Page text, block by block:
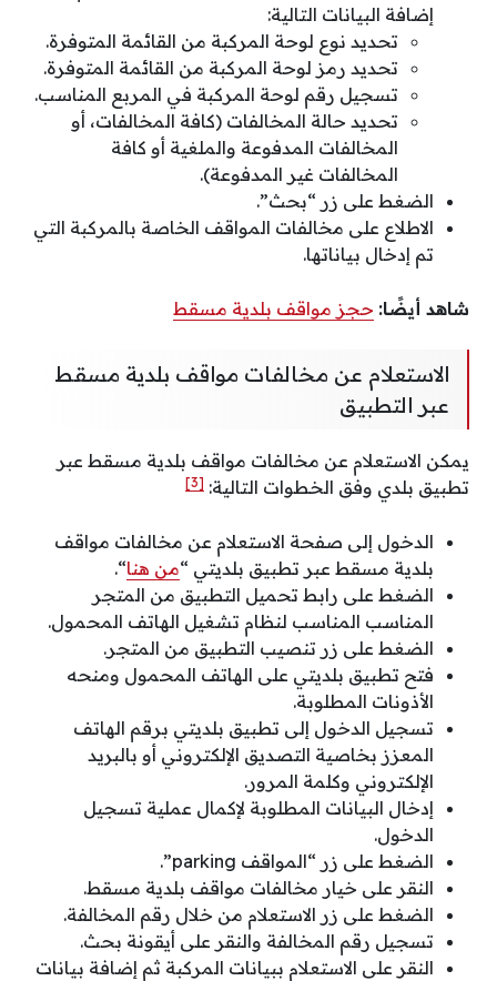
إضافة البيانات التالية:
تحديد نوع لوحة المركبة من القائمة المتوفرة.
تحديد رمز لوحة المركبة من القائمة المتوفرة.
تسجيل رقم لوحة المركبة في المربع المناسب.
تحديد حالة المخالفات (كافة المخالفات، أو
المخالفات المدفوعة والملغية أو كافة
المخالفات غير المدفوعة).
الضغط على زر “بحث”.
الاطلاع على مخالفات المواقف الخاصة بالمركبة التي
تم إدخال بياناتها.
شاهد أيضًا: حجز مواقف بلدية مسقط
الاستعلام عن مخالفات مواقف بلدية مسقط
عبر التطبيق
يمكن الاستعلام عن مخالفات مواقف بلدية مسقط عبر
تطبيق بلدي وفق الخطوات التالية: [3]
الدخول إلى صفحة الاستعلام عن مخالفات مواقف
بلدية مسقط عبر تطبيق بلديتي “من هنا“.
الضغط على رابط تحميل التطبيق من المتجر
المناسب المناسب لنظام تشغيل الهاتف المحمول.
الضغط على زر تنصيب التطبيق من المتجر.
فتح تطبيق بلديتي على الهاتف المحمول ومنحه
الأذونات المطلوبة.
تسجيل الدخول إلى تطبيق بلديتي برقم الهاتف
المعزز بخاصية التصديق الإلكتروني أو بالبريد
الإلكتروني وكلمة المرور.
إدخال البيانات المطلوبة لإكمال عملية تسجيل
الدخول.
الضغط على زر “المواقف parking”.
النقر على خيار مخالفات مواقف بلدية مسقط.
الضغط على زر الاستعلام من خلال رقم المخالفة.
تسجيل رقم المخالفة والنقر على أيقونة بحث.
النقر على الاستعلام ببيانات المركبة ثم إضافة بيانات